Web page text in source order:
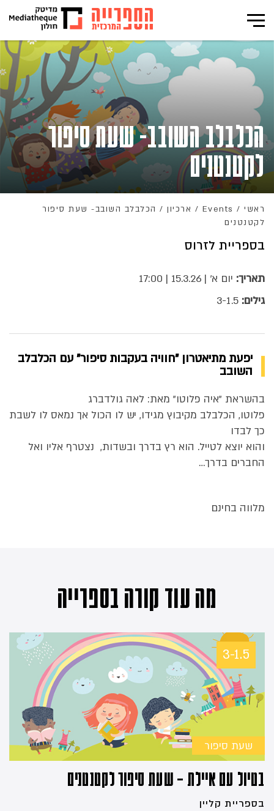
הכלבלב השובב- שעת סיפור
לקטנטנים
ראשי /
Events
/ ארכיון / הכלבלב השובב- שעת סיפור
לקטנטנים
בספריית לזרוס
תאריך: יום א' | 15.3.26 | 17:00
גילים: 3-1.5
יפעת מתיאטרון "חוויה בעקבות סיפור" עם הכלבלב
השובב
בהשראת "איה פלוטו" מאת: לאה גולדברג
פלוטו, הכלבלב מקיבוץ מגידו, יש לו הכול אך נמאס לו לשבת
כך לבדו
והוא יוצא לטייל. הוא רץ בדרך ובשדות, נצטרף אליו ואל
החברים בדרך…
מלווה בחינם
מה עוד קורה בספרייה
3-1.5
שעת סיפור
בטיול עם איילת – שעת סיפור לקטנטנים
בספריית קליין